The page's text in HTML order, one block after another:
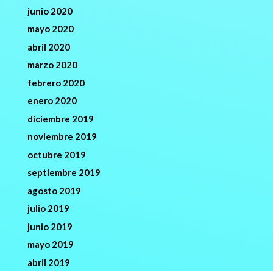
junio 2020
mayo 2020
abril 2020
marzo 2020
febrero 2020
enero 2020
diciembre 2019
noviembre 2019
octubre 2019
septiembre 2019
agosto 2019
julio 2019
junio 2019
mayo 2019
abril 2019